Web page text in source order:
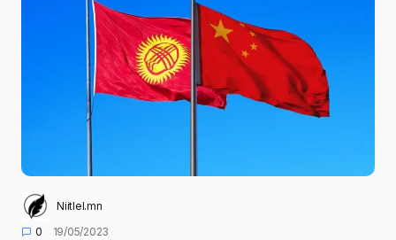
Niitlel.mn
0
19/05/2023